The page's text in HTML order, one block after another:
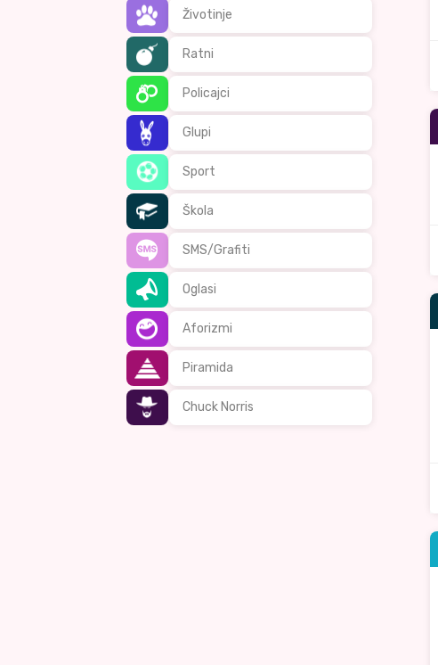
Životinje
Ratni
Policajci
Glupi
Sport
Škola
SMS/Grafiti
Oglasi
Aforizmi
Piramida
Chuck Norris